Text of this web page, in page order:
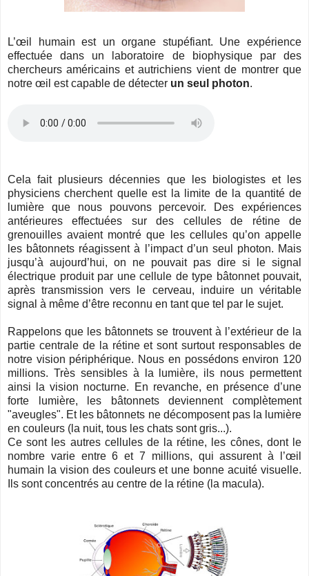
L’œil humain est un organe stupéfiant. Une expérience
effectuée dans un laboratoire de biophysique par des
chercheurs américains et autrichiens vient de montrer que
notre œil est capable de détecter un seul photon.
Cela fait plusieurs décennies que les biologistes et les
physiciens cherchent quelle est la limite de la quantité de
lumière que nous pouvons percevoir. Des expériences
antérieures effectuées sur des cellules de rétine de
grenouilles avaient montré que les cellules qu’on appelle
les bâtonnets réagissent à l’impact d’un seul photon. Mais
jusqu’à aujourd’hui, on ne pouvait pas dire si le signal
électrique produit par une cellule de type bâtonnet pouvait,
après transmission vers le cerveau, induire un véritable
signal à même d’être reconnu en tant que tel par le sujet.
Rappelons que les bâtonnets se trouvent à l’extérieur de la
partie centrale de la rétine etsont surtout responsables de
notre vision périphérique. Nous en possédons environ 120
millions. Très sensibles à la lumière, ils nous permettent
ainsi la vision nocturne. En revanche, en présence d’une
forte lumière, les bâtonnets deviennent complètement
"aveugles". Et les bâtonnets ne décomposent pas la lumière
en couleurs (la nuit, tous les chats sont gris...).
Ce sont les autres cellules de la rétine, les cônes, dont le
nombre varie entre 6 et 7 millions, qui assurent à l’œil
humain la vision des couleurs et une bonne acuité visuelle.
Ils sont concentrés au centre de la rétine (la macula).